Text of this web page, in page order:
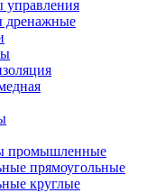
управления
промышленные
прямоугольные
круглые